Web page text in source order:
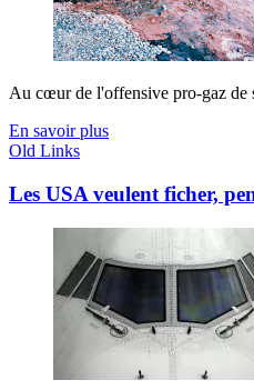
Au cœur de l'offensive pro-gaz de
En savoir plus
Old Links
Les USA veulent ficher,